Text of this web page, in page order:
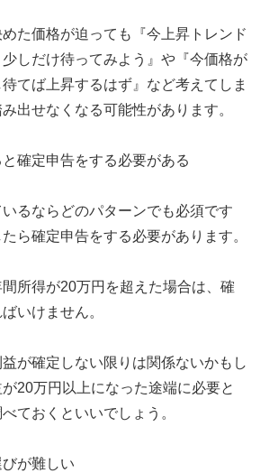
た価格が迫っても『今上昇トレンド
しだけ待ってみよう』や『今価格が
てば上昇するはず』など考えてしま
出せなくなる可能性があります。
と確定申告をする必要がある
るならどのパターンでも必須です
ら確定申告をする必要があります。
所得が20万円を超えた場合は、確
いけません。
が確定しない限りは関係ないかもし
20万円以上になった途端に必要と
ておくといいでしょう。
びが難しい